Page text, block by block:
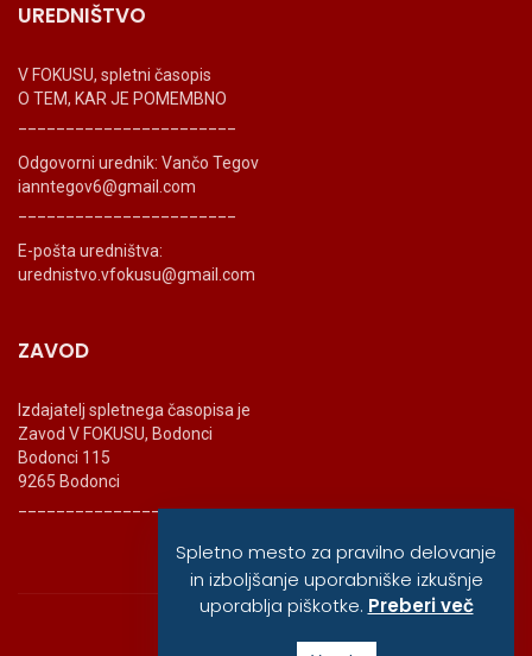
UREDNIŠTVO
V FOKUSU, spletni časopis
O TEM, KAR JE POMEMBNO
Odgovorni urednik: Vančo Tegov
ianntegov6@gmail.com
E-pošta uredništva:
urednistvo.vfokusu@gmail.com
ZAVOD
Izdajatelj spletnega časopisa je
Zavod V FOKUSU, Bodonci
Bodonci 115
9265 Bodonci
_______________________
© vfokusu, 2020
Spletno mesto za pravilno delovanje
in izboljšanje uporabniške izkušnje
uporablja piškotke. Preberi več